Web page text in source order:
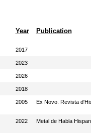
Year Publication
2017
2023
2026
2018
2005 Ex Novo. Revista
2022 Metal de Habla